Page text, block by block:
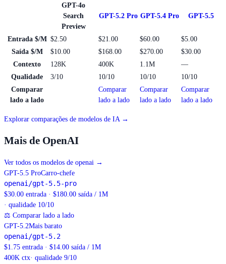
GPT-4o
Search
Preview
GPT-5.2 Pro GPT-5.4 Pro GPT-5.5
Entrada $/M $2.50 $21.00 $60.00
$5.00
Saída $/M
$10.00 $168.00 $270.00
$30.00
Contexto
128K 400K 1.1M
—
Qualidade
3/10 10/10 10/10
10/10
Comparar
lado a lado
Comparar
lado a lado
Comparar
lado a lado
Comparar
lado a lado
Explorar comparações de modelos de IA →
Mais de OpenAI
Ver todos os modelos de openai →
GPT-5.5 ProCarro-chefe
openai/gpt-5.5-pro
$30.00 entrada · $180.00 saída / 1M
· qualidade 10/10
⚖ Comparar lado a lado
GPT-5.2Mais barato
openai/gpt-5.2
$1.75 entrada · $14.00 saída / 1M
400K ctx· qualidade 9/10